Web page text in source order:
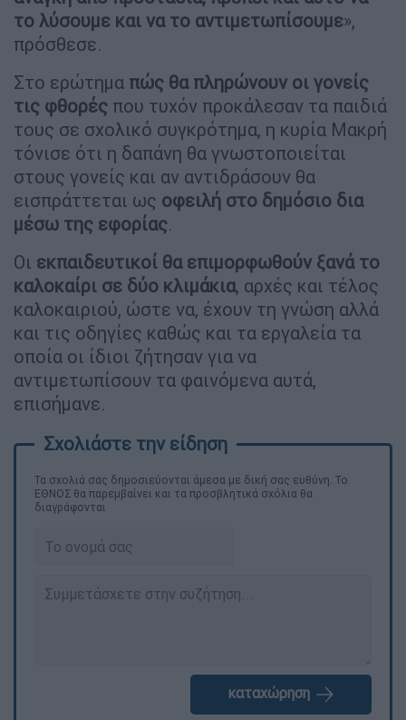
το λύσουμε και να το αντιμετωπίσουμε»,
πρόσθεσε.
Στο ερώτημα πώς θα πληρώνουν οι γονείς
τις φθορές που τυχόν προκάλεσαν τα παιδιά
τους σε σχολικό συγκρότημα, η κυρία Μακρή
τόνισε ότι η δαπάνη θα γνωστοποιείται
στους γονείς και αν αντιδράσουν θα
εισπράττεται ως οφειλή στο δημόσιο δια
μέσω της εφορίας.
Οι εκπαιδευτικοί θα επιμορφωθούν ξανά το
καλοκαίρι σε δύο κλιμάκια, αρχές και τέλος
καλοκαιριού, ώστε να, έχουν τη γνώση αλλά
και τις οδηγίες καθώς και τα εργαλεία τα
οποία οι ίδιοι ζήτησαν για να
αντιμετωπίσουν τα φαινόμενα αυτά,
επισήμανε.
Τα σχολιά σας δημοσιεύονται άμεσα με δική σας ευθύνη. Το
ΕΘΝΟΣ θα παρεμβαίνει και τα προσβλητικά σχόλια θα
διαγράφονται
καταχώρηση